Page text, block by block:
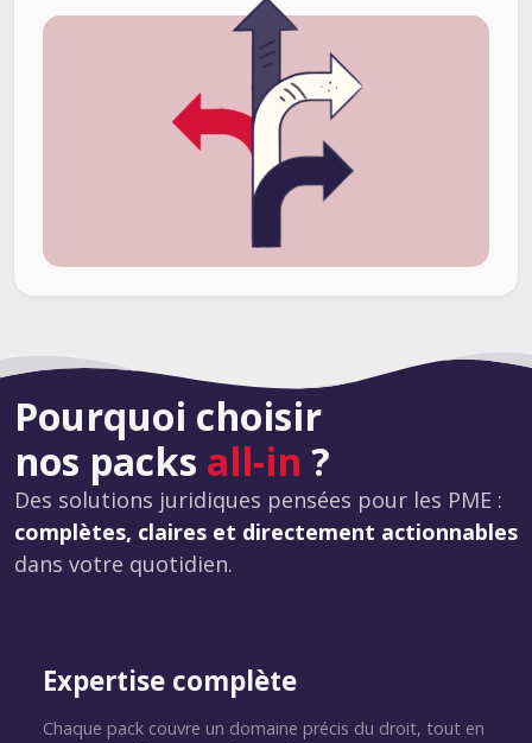
Pourquoi choisir
nos packs all-in ?
Des solutions juridiques pensées pour les PME :
complètes, claires et directement actionnables
dans votre quotidien.
Expertise complète
Chaque pack couvre un domaine précis du droit, tout en